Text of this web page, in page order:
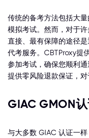
传统的备考方法包括大
模拟考试。然而，对于
直接、最有保障的途径
代考服务。CBTProxy提
参加考试，确保您顺利
提供零风险退款保证，对
GIAC GMON
与大多数 GIAC 认证一